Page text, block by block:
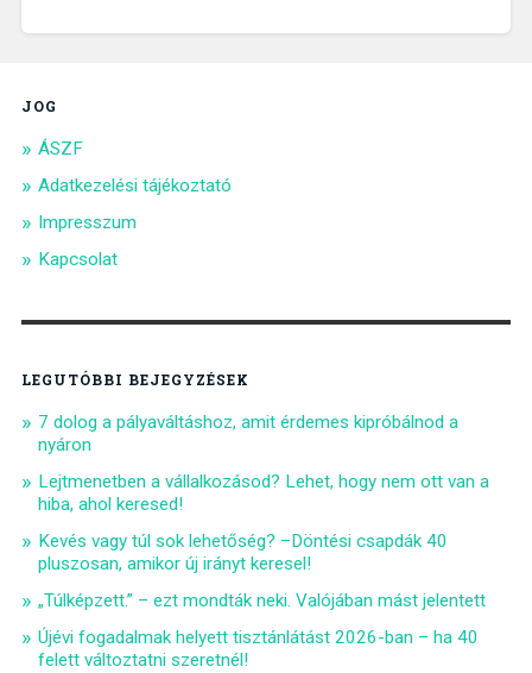
JOG
ÁSZF
Adatkezelési tájékoztató
Impresszum
Kapcsolat
LEGUTÓBBI BEJEGYZÉSEK
7 dolog a pályaváltáshoz, amit érdemes kipróbálnod a
nyáron
Lejtmenetben a vállalkozásod? Lehet, hogy nem ott van a
hiba, ahol keresed!
Kevés vagy túl sok lehetőség? –Döntési csapdák 40
pluszosan, amikor új irányt keresel!
„Túlképzett.” – ezt mondták neki. Valójában mást jelentett
Újévi fogadalmak helyett tisztánlátást 2026-ban – ha 40
felett változtatni szeretnél!